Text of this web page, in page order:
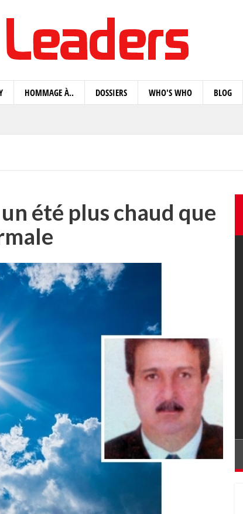
HOMMAGE À.. DOSSIERS WHO'S WHO BLOG
été plus chaud que